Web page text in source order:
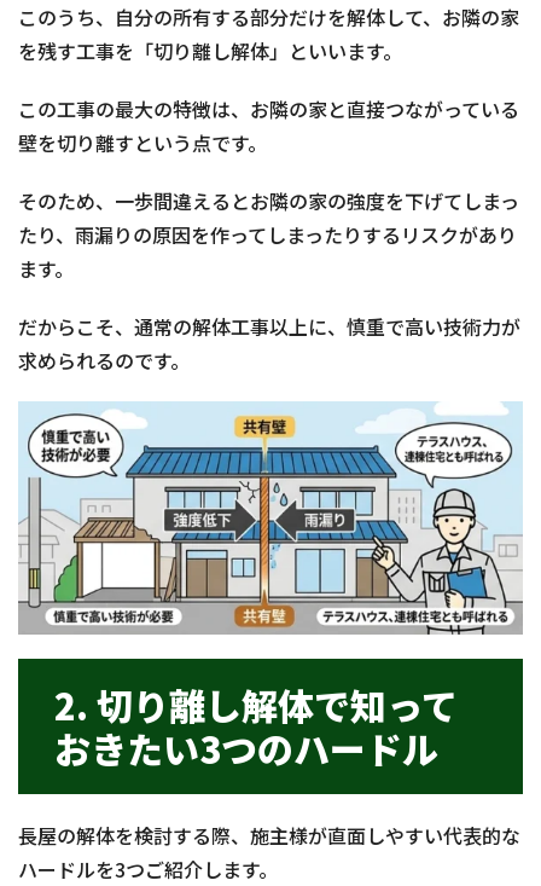
このうち、自分の所有する部分だけを解体して、お隣の家
を残す工事を「切り離し解体」といいます。
この工事の最大の特徴は、お隣の家と直接つながっている
壁を切り離すという点です。
そのため、一歩間違えるとお隣の家の強度を下げてしまっ
たり、雨漏りの原因を作ってしまったりするリスクがあり
ます。
だからこそ、通常の解体工事以上に、慎重で高い技術力が
求められるのです。
2. 切り離し解体で知って
おきたい3つのハードル
長屋の解体を検討する際、施主様が直面しやすい代表的な
ハードルを3つご紹介します。